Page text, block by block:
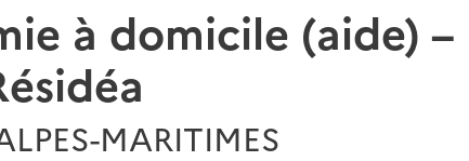
à domicile (aide) –
MARITIMES